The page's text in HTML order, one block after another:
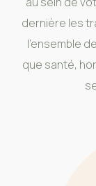
dernière les
l’ensemble
que santé,